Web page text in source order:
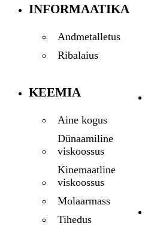
INFORMAATIKA
Andmetalletus
Ribalaius
KEEMIA
Aine kogus
Dünaamiline
viskoossus
Kinemaatline
viskoossus
Molaarmass
Tihedus